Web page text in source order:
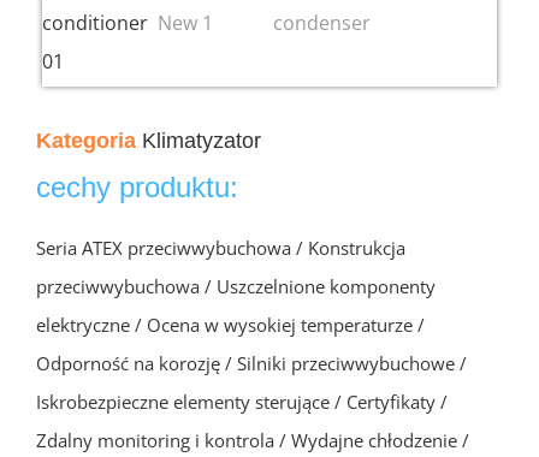
Kategoria Klimatyzator
cechy produktu:
Seria ATEX przeciwwybuchowa / Konstrukcja
przeciwwybuchowa / Uszczelnione komponenty
elektryczne / Ocena w wysokiej temperaturze /
Odporność na korozję / Silniki przeciwwybuchowe /
Iskrobezpieczne elementy sterujące / Certyfikaty /
Zdalny monitoring i kontrola / Wydajne chłodzenie /